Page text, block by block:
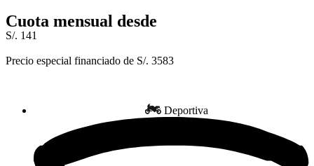
Cuota mensual desde
S/. 141
Precio especial financiado de S/. 3583
Deportiva